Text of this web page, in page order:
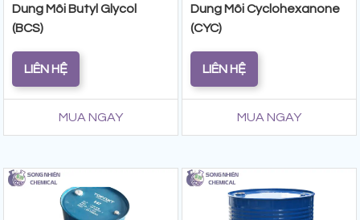
Dung Môi Butyl Glycol
(BCS)
LIÊN HỆ
MUA NGAY
Dung Môi Cyclohexanone
(CYC)
LIÊN HỆ
MUA NGAY